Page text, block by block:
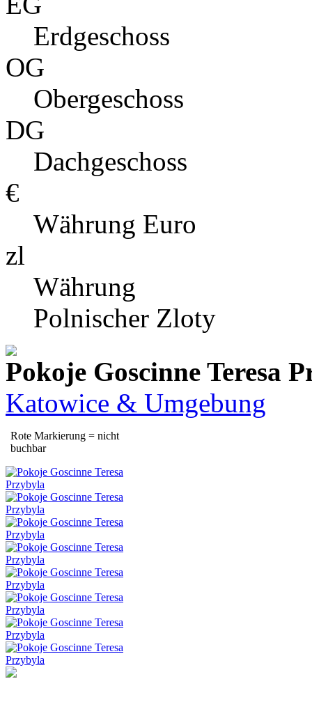
Erdgeschoss
OG
Obergeschoss
DG
Dachgeschoss
€
Währung Euro
zl
Währung
Polnischer Zloty
Pokoje Goscinne Teresa
Katowice & Umgebung
Rote Markierung = nicht
buchbar